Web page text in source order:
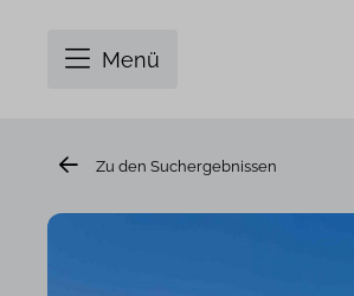
Menü
Zu den Suchergebnissen